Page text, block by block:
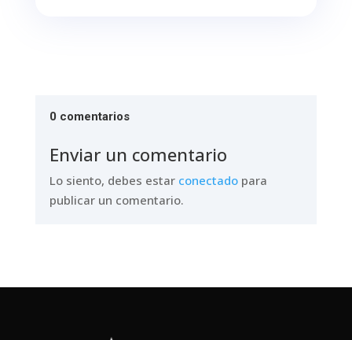
0 comentarios
Enviar un comentario
Lo siento, debes estar conectadopara
publicar un comentario.